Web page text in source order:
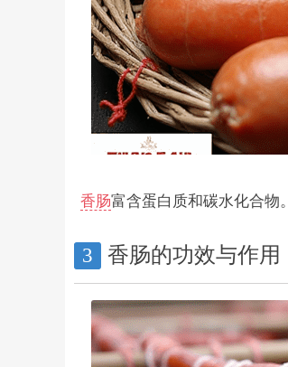
香肠富含蛋白质和碳水化合物。
3 香肠的功效与作用